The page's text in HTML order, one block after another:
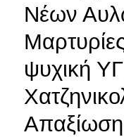
Νέων
ψυχική